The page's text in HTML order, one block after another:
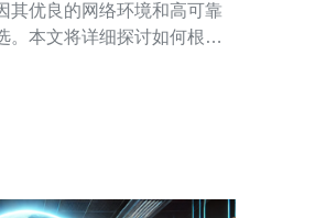
其优良的网络环境和高可靠
。本文将详细探讨如何根据
坡服务